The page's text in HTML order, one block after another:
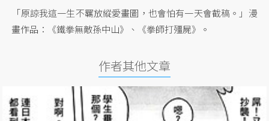
「原諒我這一生不羈放縱愛畫圖，也會怕有一天會截稿。」漫
畫作品：《鐵拳無敵孫中山》、《拳師打殭屍》。
作者其他文章